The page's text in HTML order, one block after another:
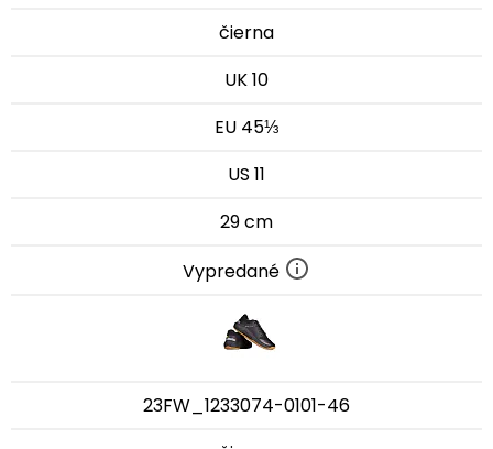
čierna
UK 10
EU 45⅓
US 11
29 cm
Vypredané
23FW_1233074-0101-46